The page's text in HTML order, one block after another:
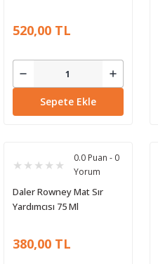
520,00 TL
Sepete Ekle
0.0 Puan - 0
Yorum
Daler Rowney Mat Sır
Yardımcısı 75 Ml
380,00 TL